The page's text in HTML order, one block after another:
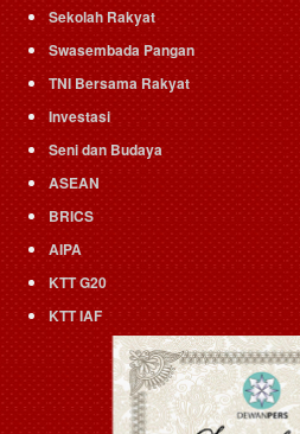
Sekolah Rakyat
Swasembada Pangan
TNI Bersama Rakyat
Investasi
Seni dan Budaya
ASEAN
BRICS
AIPA
KTT G20
KTT IAF